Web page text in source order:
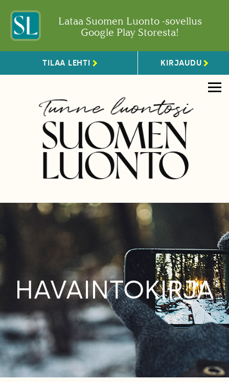
Lataa Suomen Luonto -sovellus
Google Play Storesta!
TILAA LEHTI KIRJAUDU
HAVAINTOKIRJA